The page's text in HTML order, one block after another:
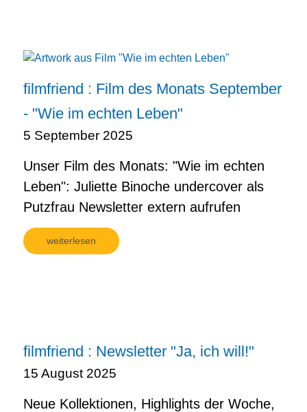
filmfriend : Film des Monats September
- "Wie im echten Leben"
5 September 2025
Unser Film des Monats: "Wie im echten
Leben": Juliette Binoche undercover als
Putzfrau Newsletter extern aufrufen
weiterlesen
filmfriend : Newsletter "Ja, ich will!"
15 August 2025
Neue Kollektionen, Highlights der Woche,